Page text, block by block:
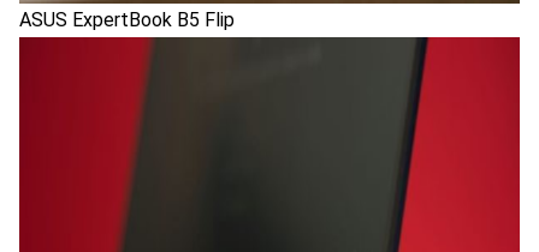
ASUS ExpertBook B5 Flip